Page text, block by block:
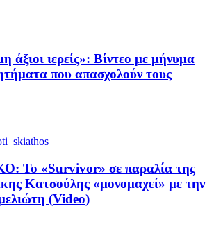
άξιοι ιερείς»: Βίντεο με μήνυμα
που απασχολούν τους
Το «Survivor» σε παραλία της
Κατσούλης «μονομαχεί» με την
(Video)